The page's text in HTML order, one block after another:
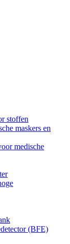
stoffen
maskers en
medische
(BFE)